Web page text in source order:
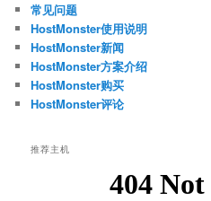
常见问题
HostMonster使用说明
HostMonster新闻
HostMonster方案介绍
HostMonster购买
HostMonster评论
推荐主机